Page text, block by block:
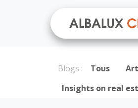
Blogs : Tous
Insights on real